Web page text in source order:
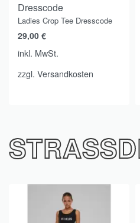
Dresscode
Ladies Crop Tee Dresscode
29,00 €
inkl. MwSt.
zzgl. Versandkosten